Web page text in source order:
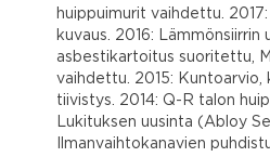
huippuimurit vaihdettu.
kuvaus. 2016: Lämmönsiirrin
asbestikartoitus suoritettu,
vaihdettu. 2015: Kuntoarvio,
tiivistys. 2014: Q-R talon
Lukituksen uusinta (Abloy
Ilmanvaihtokanavien